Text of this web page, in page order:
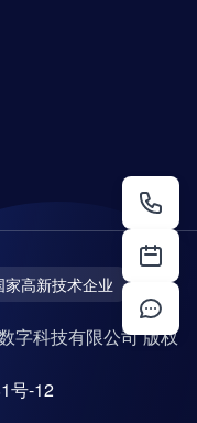
家高新技术企业
字科技有限公司 版权
号-12